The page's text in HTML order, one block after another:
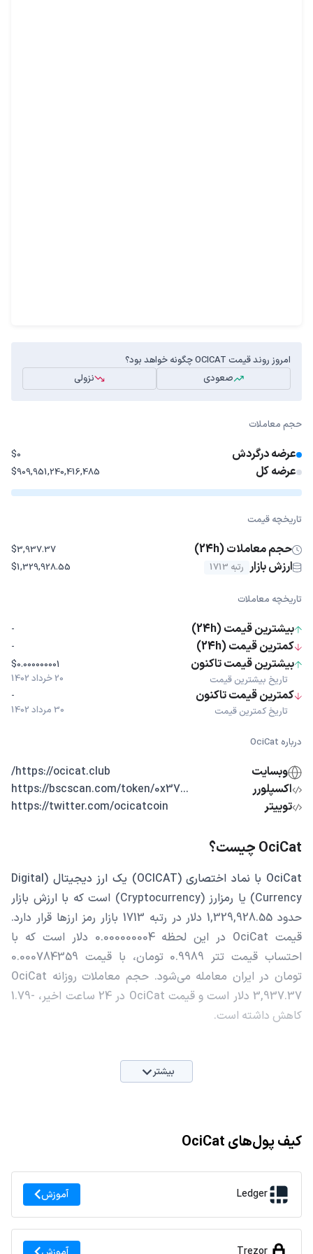
امروز روند قیمت OCICAT چگونه خواهد بود؟
صعودی
نزولی
حجم معاملات
عرضه درگردش $0
عرضه کل $909,951,240,416,485
تاریخچه قیمت
حجم معاملات (24h) $3,937.37
ارزش بازار رتبه 1713 $1,329,928.55
تاریخچه معاملات
بیشترین قیمت (24h) -
کمترین قیمت (24h) -
بیشترین قیمت تاکنون
تاریخ بیشترین قیمت
$0.000000001
20 خرداد 1402
کمترین قیمت تاکنون
تاریخ کمترین قیمت
-
30 مرداد 1402
درباره OciCat
وبسایت
https://ocicat.club/
اکسپلورر
...https://bscscan.com/token/0x37
توییتر
https://twitter.com/ocicatcoin
OciCat چیست؟
OciCat با نماد اختصاری (OCICAT) یک ارز دیجیتال (Digital
Currency) یا رمزارز (Cryptocurrency) است که با ارزش بازار
حدود 1,329,928.55 دلار در رتبه 1713 بازار رمز ارزها قرار دارد.
قیمت OciCat در این لحظه 0.000000004 دلار است که با
احتساب قیمت تتر 0.9989 تومان، با قیمت 0.000784359
تومان در ایران معامله می‌شود. حجم معاملات روزانه OciCat
3,937.37 دلار است و قیمت OciCat در 24 ساعت اخیر، -1.79
کاهش داشته است.
بیشتر
کیف پول‌های OciCat
Ledger آموزش